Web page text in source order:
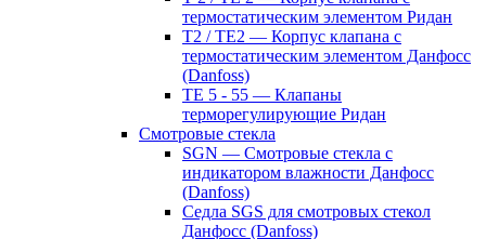
термостатическим элементом Ридан
T2 / TE2 — Корпус клапана с
термостатическим элементом Данфосс
(Danfoss)
TE 5 - 55 — Клапаны
терморегулирующие Ридан
Смотровые стекла
SGN — Смотровые стекла с
индикатором влажности Данфосс
(Danfoss)
Седла SGS для смотровых стекол
Данфосс (Danfoss)